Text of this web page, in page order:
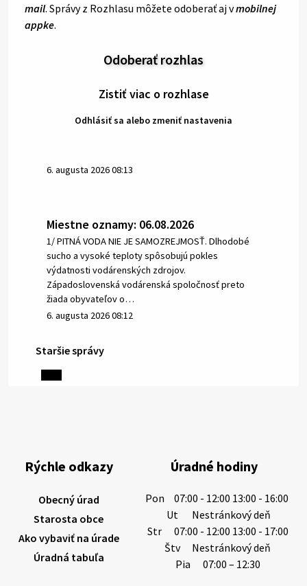
mail. Správy z Rozhlasu môžete odoberať aj vmobilnej
appke.
Odoberať rozhlas
Zistiť viac o rozhlase
Odhlásiť sa alebo zmeniť nastavenia
6. augusta 2026 08:13
Miestne oznamy: 06.08.2026
1/ PITNÁ VODA NIE JE SAMOZREJMOSŤ. Dlhodobé
sucho a vysoké teploty spôsobujú pokles
výdatnosti vodárenských zdrojov.
Západoslovenská vodárenská spoločnosť preto
žiada obyvateľov o…
6. augusta 2026 08:12
5. augusta 2026 13:10
hlbokým zármutkom Vám oznamujeme, že vo veku
73 rokov nás opustila Irena Tanková, rodená
5. augusta 2026 12:59
3. augusta 2026 08:45
Staršie správy
Rýchle odkazy
Obecný úrad
Starosta obce
Ako vybaviť na úrade
Úradná tabuľa
Úradné hodiny
Pon
07:00 - 12:00 13:00 - 16:00
Ut
Nestránkový deň
Str
07:00 - 12:00 13:00 - 17:00
Štv
Nestránkový deň
Pia
07:00 – 12:30